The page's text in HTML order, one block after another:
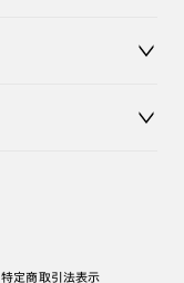
特定商取引法表示